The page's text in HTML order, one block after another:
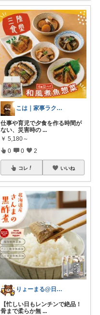
こは｜家事ラクと暮らしの趣味↗️楽天市場
仕事や育児で夕食を作る時間が
ない、災害時の ...
￥ 5,180～
0 0 2
コレ いいね
りょーまる@日用品×ファッション
【忙しい日もレンチンで絶品！
骨まで柔らか無 ...